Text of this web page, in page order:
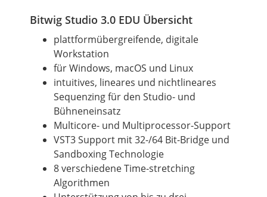
Bitwig Studio 3.0 EDU Übersicht
plattformübergreifende, digitale
Workstation
für Windows, macOS und Linux
intuitives, lineares und nichtlineares
Sequenzing für den Studio- und
Bühneneinsatz
Multicore- und Multiprocessor-Support
VST3 Support mit 32-/64 Bit-Bridge und
Sandboxing Technologie
8 verschiedene Time-stretching
Algorithmen